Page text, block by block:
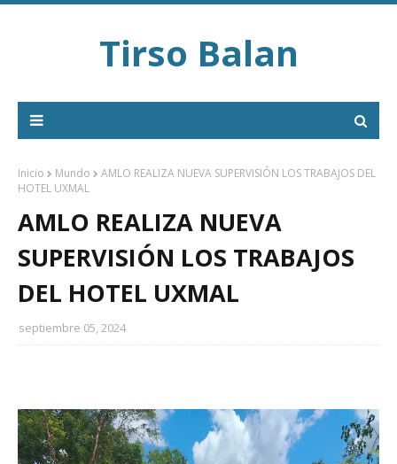
Tirso Balan
Inicio Mundo
AMLO REALIZA NUEVA SUPERVISIÓN LOS TRABAJOS DEL
HOTEL UXMAL
AMLO REALIZA NUEVA
SUPERVISIÓN LOS TRABAJOS
DEL HOTEL UXMAL
septiembre 05, 2024